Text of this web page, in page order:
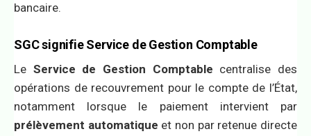
bancaire.
SGC signifie Service de Gestion Comptable
Le Service de Gestion Comptable centralise des
opérations de recouvrement pour le compte de l’État,
notamment lorsque le paiement intervient par
prélèvement automatique et non par retenue directe